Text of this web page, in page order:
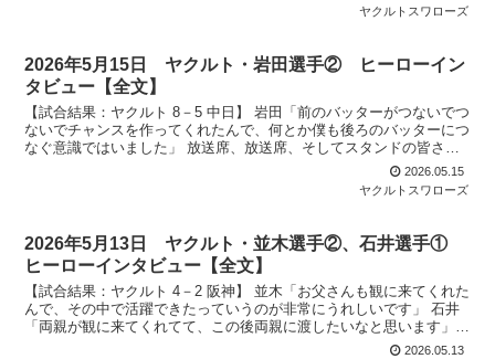
ヤクルトスワローズ
2026年5月15日 ヤクルト・岩田選手② ヒーローイン
タビュー【全文】
【試合結果：ヤクルト 8－5 中日】 岩田「前のバッターがつないでつ
ないでチャンスを作ってくれたんで、何とか僕も後ろのバッターにつ
なぐ意識ではいました」 放送席、放送席、そしてスタンドの皆さ
ん、ヒーローインタビューです。今日のヒーローは逆転... 2026.05.15
ヤクルトスワローズ
2026年5月13日 ヤクルト・並木選手②、石井選手①
ヒーローインタビュー【全文】
【試合結果：ヤクルト 4－2 阪神】 並木「お父さんも観に来てくれた
んで、その中で活躍できたっていうのが非常にうれしいです」 石井
「両親が観に来てくれてて、この後両親に渡したいなと思います」
2026.05.13